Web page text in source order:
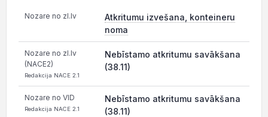
Nozare no zl.lv
Atkritumu izvešana, konteineru
noma
Nozare no zl.lv
(NACE2)
Redakcija NACE 2.1
Nebīstamo atkritumu savākšana
(38.11)
Nozare no VID
Redakcija NACE 2.1
Nebīstamo atkritumu savākšana
(38.11)